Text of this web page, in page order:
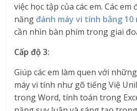
việc học tập của các em. Các
năngđánh máy vi tính bằng 10
cần nhìn bàn phím trong giai
Cấp độ 3:
Giúp các em làm quen với
máy vi tính như gõ tiếng Việ
trong Word, tính toán trong